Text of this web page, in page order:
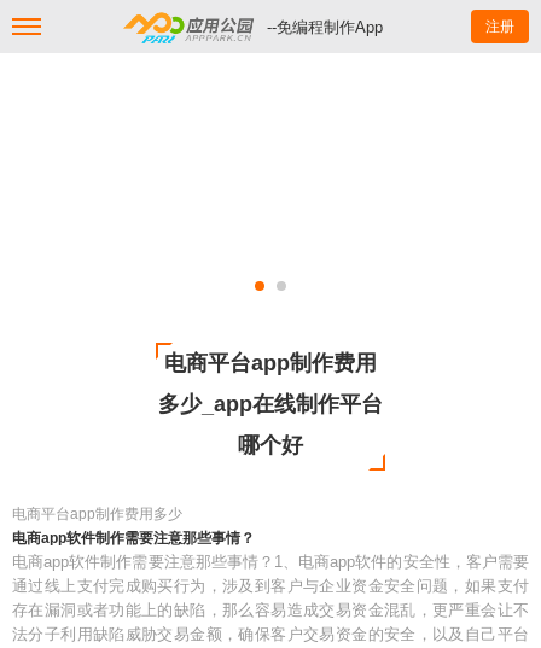
--免编程制作App 注册
电商平台app制作费用
多少_app在线制作平台
哪个好
电商平台app制作费用多少
电商app软件制作需要注意那些事情？
电商app软件制作需要注意那些事情？1、电商app软件的安全性，客户需要
通过线上支付完成购买行为，涉及到客户与企业资金安全问题，如果支付
存在漏洞或者功能上的缺陷，那么容易造成交易资金混乱，更严重会让不
法分子利用缺陷威胁交易金额，确保客户交易资金的安全，以及自己平台